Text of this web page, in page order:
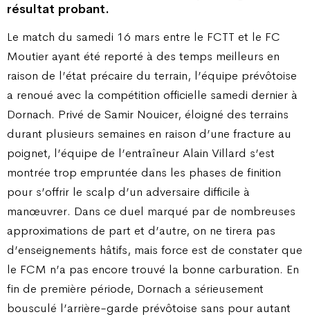
résultat probant.
Le match du samedi 16 mars entre le FCTT et le FC
Moutier ayant été reporté à des temps meilleurs en
raison de l’état précaire du terrain, l’équipe prévôtoise
a renoué avec la compétition officielle samedi dernier à
Dornach. Privé de Samir Nouicer, éloigné des terrains
durant plusieurs semaines en raison d’une fracture au
poignet, l’équipe de l’entraîneur Alain Villard s’est
montrée trop empruntée dans les phases de finition
pour s’offrir le scalp d’un adversaire difficile à
manœuvrer. Dans ce duel marqué par de nombreuses
approximations de part et d’autre, on ne tirera pas
d’enseignements hâtifs, mais force est de constater que
le FCM n’a pas encore trouvé la bonne carburation. En
fin de première période, Dornach a sérieusement
bousculé l’arrière-garde prévôtoise sans pour autant